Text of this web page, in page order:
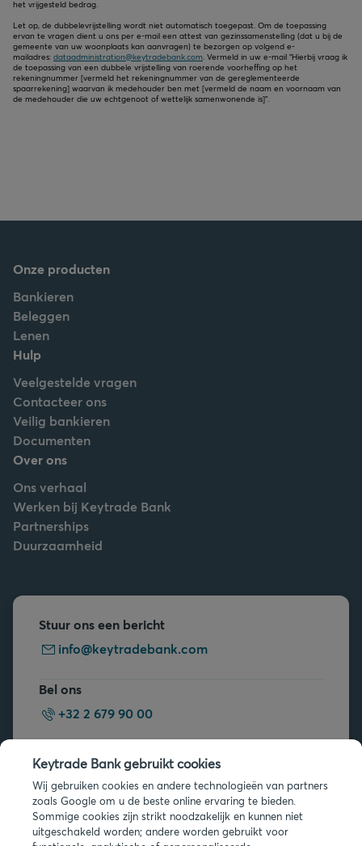
het vrijgesteld bedrag.
Let op, de dubbelevrijstelling wordt niet automatisch toegepast. Om de toepassing
ervan te vragen dient u ons per e-mail een attest van gezinssamenstelling (dat u bij de
gemeente van uw woonplaats kan aanvragen) te bezorgen op volgend e-
mailadres: dataadministration@keytradebank.com. Vermeld in uw e-mail "Hierbij vraag ik
de toepassing van een dubbele vrijstelling van roerende voorheffing op het
rekeningnummer [vermeld het rekeningnummer van de gereglementeerde
spaarrekening] waarvan ik medehouder ben met [vermeld de naam en voornaam van
de medehouder die uw echtgenoot of wettelijk samenwonende is]".
Onze producten
Bankieren
Beleggen
Lenen
Hulp
Veelgestelde vragen
Contacteer ons
Veilig bankieren
Documenten
Over ons
Ons verhaal
Werken bij Keytrade Bank
Partnerships
Duurzaamheid
Stuur ons een bericht
info@keytradebank.com
Bel ons
+32 2 679 90 00
Veelgestelde vragen
Keytrade Bank gebruikt cookies
Wij gebruiken cookies en andere technologieën van partners
zoals Google om u de beste online ervaring te bieden.
Sommige cookies zijn strikt noodzakelijk en kunnen niet
uitgeschakeld worden; andere worden gebruikt voor